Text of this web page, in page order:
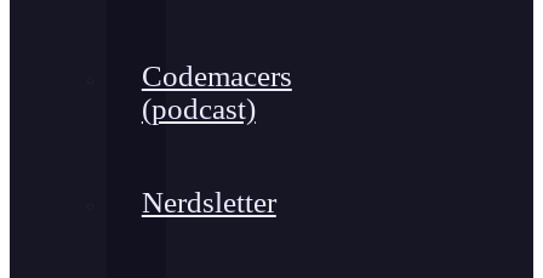
Codemacers
(podcast)
Nerdsletter